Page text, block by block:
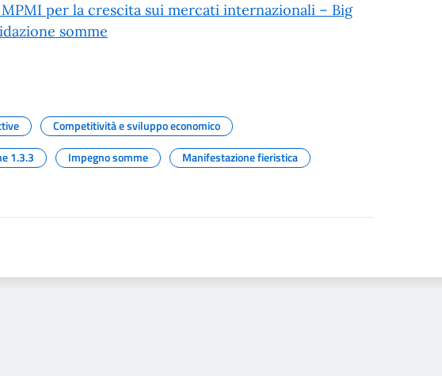
MPMI per la crescita sui mercati internazionali – Big
somme
Competitività e sviluppo economico
1.3.3 Impegno somme Manifestazione fieristica